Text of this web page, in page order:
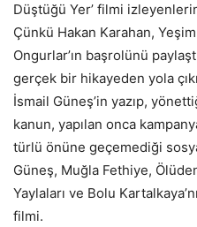
Düştüğü Yer’ filmi
Çünkü Hakan Karahan,
Ongurlar’ın başrolünü
gerçek bir hikayeden yola
İsmail Güneş’in yazıp,
kanun, yapılan onca
türlü önüne geçemediği
Güneş, Muğla Fethiye,
Yaylaları ve Bolu
filmi.